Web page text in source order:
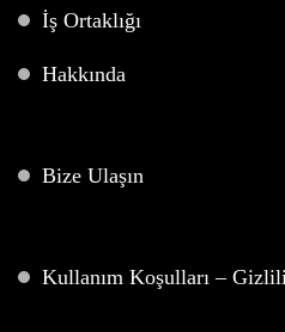
İş Ortaklığı
Hakkında
Bize Ulaşın
Kullanım Koşulları –